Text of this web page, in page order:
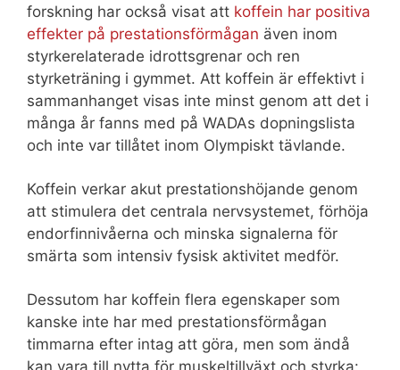
forskning har också visat att koffein har positiva
effekter på prestationsförmågan även inom
styrkerelaterade idrottsgrenar och ren
styrketräning i gymmet. Att koffein är effektivt i
sammanhanget visas inte minst genom att det i
många år fanns med på WADAs dopningslista
och inte var tillåtet inom Olympiskt tävlande.
Koffein verkar akut prestationshöjande genom
att stimulera det centrala nervsystemet, förhöja
endorfinnivåerna och minska signalerna för
smärta som intensiv fysisk aktivitet medför.
Dessutom har koffein flera egenskaper som
kanske inte har med prestationsförmågan
timmarna efter intag att göra, men som ändå
kan vara till nytta för muskeltillväxt och styrka: